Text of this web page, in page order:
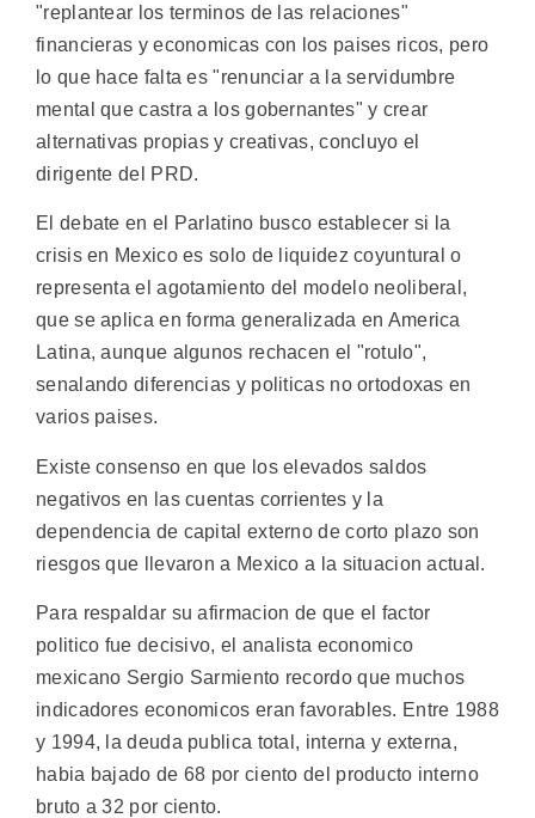
"replantear los terminos de las relaciones"
financieras y economicas con los paises ricos, pero
lo que hace falta es "renunciar a la servidumbre
mental que castra a los gobernantes" y crear
alternativas propias y creativas, concluyo el
dirigente del PRD.
El debate en el Parlatino busco establecer si la
crisis en Mexico es solo de liquidez coyuntural o
representa el agotamiento del modelo neoliberal,
que se aplica en forma generalizada en America
Latina, aunque algunos rechacen el "rotulo",
senalando diferencias y politicas no ortodoxas en
varios paises.
Existe consenso en que los elevados saldos
negativos en las cuentas corrientes y la
dependencia de capital externo de corto plazo son
riesgos que llevaron a Mexico a la situacion actual.
Para respaldar su afirmacion de que el factor
politico fue decisivo, el analista economico
mexicano Sergio Sarmiento recordo que muchos
indicadores economicos eran favorables. Entre 1988
y 1994, la deuda publica total, interna y externa,
habia bajado de 68 por ciento del producto interno
bruto a 32 por ciento.